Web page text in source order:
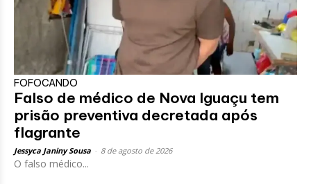
FOFOCANDO
Falso de médico de Nova Iguaçu tem
prisão preventiva decretada após
flagrante
Jessyca Janiny Sousa 8 de agosto de 2026
O falso médico...